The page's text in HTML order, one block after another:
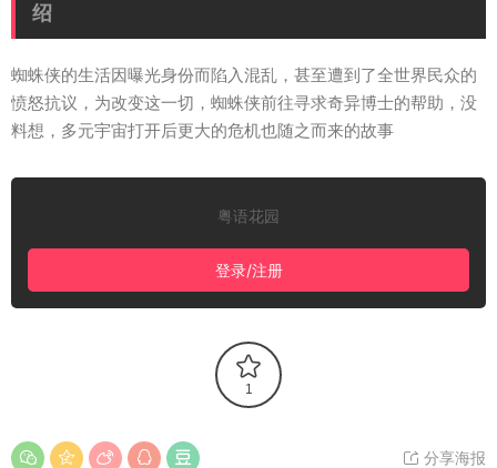
绍
蜘蛛侠的生活因曝光身份而陷入混乱，甚至遭到了全世界民众的
愤怒抗议，为改变这一切，蜘蛛侠前往寻求奇异博士的帮助，没
料想，多元宇宙打开后更大的危机也随之而来的故事
粤语花园
登录/注册
1
分享海报